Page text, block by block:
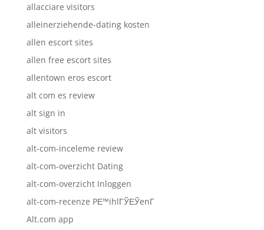
allacciare visitors
alleinerziehende-dating kosten
allen escort sites
allen free escort sites
allentown eros escort
alt com es review
alt sign in
alt visitors
alt-com-inceleme review
alt-com-overzicht Dating
alt-com-overzicht Inloggen
alt-com-recenze PЕ™ihlГЎЕЎenГ­
Alt.com app